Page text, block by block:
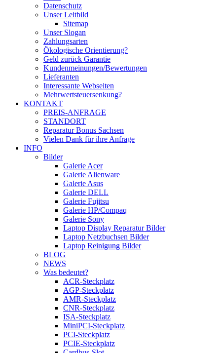
Datenschutz
Unser Leitbild
Sitemap
Unser Slogan
Zahlungsarten
Ökologische Orientierung?
Geld zurück Garantie
Kundenmeinungen/Bewertungen
Lieferanten
Interessante Webseiten
Mehrwertsteuersenkung?
KONTAKT
PREIS-ANFRAGE
STANDORT
Reparatur Bonus Sachsen
Vielen Dank für ihre Anfrage
INFO
Bilder
Galerie Acer
Galerie Alienware
Galerie Asus
Galerie DELL
Galerie Fujitsu
Galerie HP/Compaq
Galerie Sony
Laptop Display Reparatur Bilder
Laptop Netzbuchsen Bilder
Laptop Reinigung Bilder
BLOG
NEWS
Was bedeutet?
ACR-Steckplatz
AGP-Steckplatz
AMR-Steckplatz
CNR-Steckplatz
ISA-Steckplatz
MiniPCI-Steckplatz
PCI-Steckplatz
PCIE-Steckplatz